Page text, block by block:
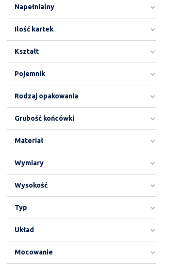
Napełnialny
Ilość kartek
Kształt
Pojemnik
Rodzaj opakowania
Grubość końcówki
Materiał
Wymiary
Wysokość
Typ
Układ
Mocowanie